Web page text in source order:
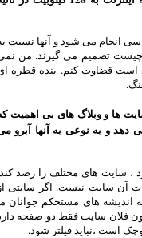
انجام می شود و آنها نسبت
چیست تصمیم می گیرند. من
است قضاوت کنم. بنده قطره
ها و وبلاگ های بی اهمیت
دهد و به نوعی به آنها آبرو
، سایت های مختلف را رصد
آن سایت نیست. اگر سایتی
اندیشه های مستحکم جوانان
فلان سایت فقط دو صفحه
است ،نباید فیلتر شود.